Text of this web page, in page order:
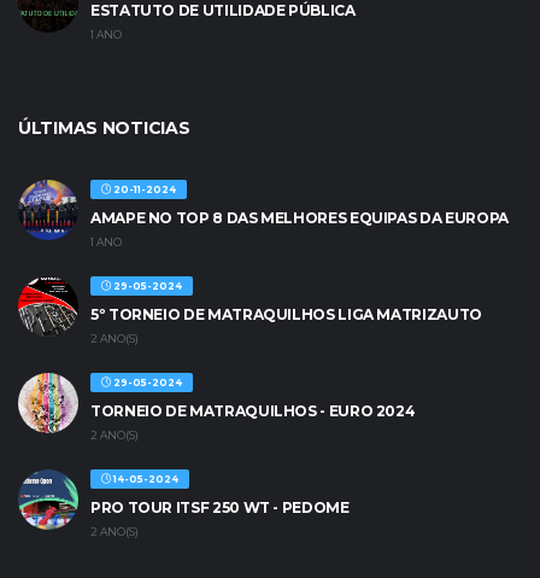
ESTATUTO DE UTILIDADE PÚBLICA
1 ANO
ÚLTIMAS NOTICIAS
20-11-2024
AMAPE NO TOP 8 DAS MELHORES EQUIPAS DA EUROPA
1 ANO
29-05-2024
5º TORNEIO DE MATRAQUILHOS LIGA MATRIZAUTO
2 ANO(S)
29-05-2024
TORNEIO DE MATRAQUILHOS - EURO 2024
2 ANO(S)
14-05-2024
PRO TOUR ITSF 250 WT - PEDOME
2 ANO(S)